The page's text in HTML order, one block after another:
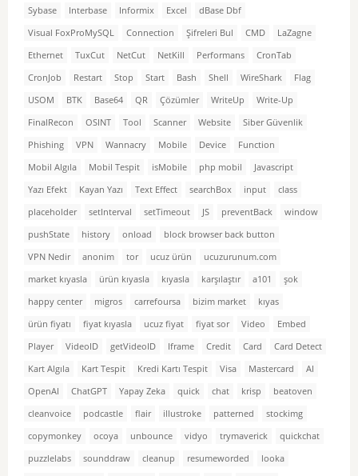
Sybase
Interbase Informix Excel
dBase Dbf
Visual FoxProMySQL
Connection Şifreleri Bul CMD
LaZagne
Ethernet
TuxCut NetCut NetKill Performans
CronTab
CronJob
Restart Stop Start Bash Shell WireShark
Flag
USOM
BTK Base64 QR Çözümler WriteUp
Write-Up
FinalRecon
OSINT Tool Scanner Website
Siber Güvenlik
Phishing
VPN Wannacry Mobile Device
Function
Mobil Algıla
Mobil Tespit isMobile php mobil
Javascript
Yazı Efekt
Kayan Yazı Text Effect searchBox input
class
placeholder
setInterval setTimeout JS preventBack
window
pushState
history onload
block browser back button
VPN Nedir
anonim tor ucuz ürün
ucuzurunum.com
market kıyasla
ürün kıyasla kıyasla karşılaştır a101
şok
happy center
migros carrefoursa bizim market
kıyas
ürün fiyatı
fiyat kıyasla ucuz fiyat fiyat sor Video
Embed
Player
VideoID getVideoID Iframe Credit Card
Card Detect
Kart Algıla
Kart Tespit Kredi Kartı Tespit Visa Mastercard
AI
OpenAI
ChatGPT Yapay Zeka quick chat krisp
beatoven
cleanvoice
podcastle flair illustroke patterned
stockimg
copymonkey
ocoya unbounce vidyo trymaverick
quickchat
puzzlelabs
sounddraw cleanup resumeworded
looka